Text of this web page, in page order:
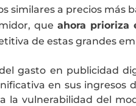
similares a precios más
que ahora prioriza
de estas grandes
gasto en publicidad
en sus
la vulnerabilidad del